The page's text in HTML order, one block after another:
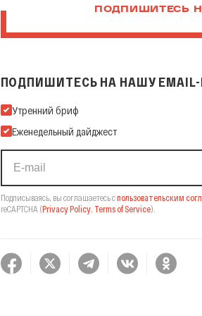
ПОДПИШИТЕСЬ
ПОДПИШИТЕСЬ НА НАШУ
Подпишитесь на нашу Email-рассылку
Утренний бриф
Еженедельный дайджест
Подписываясь, вы соглашаетесь спользовательским
reCAPTCHA (Privacy Policy, Terms of Service).